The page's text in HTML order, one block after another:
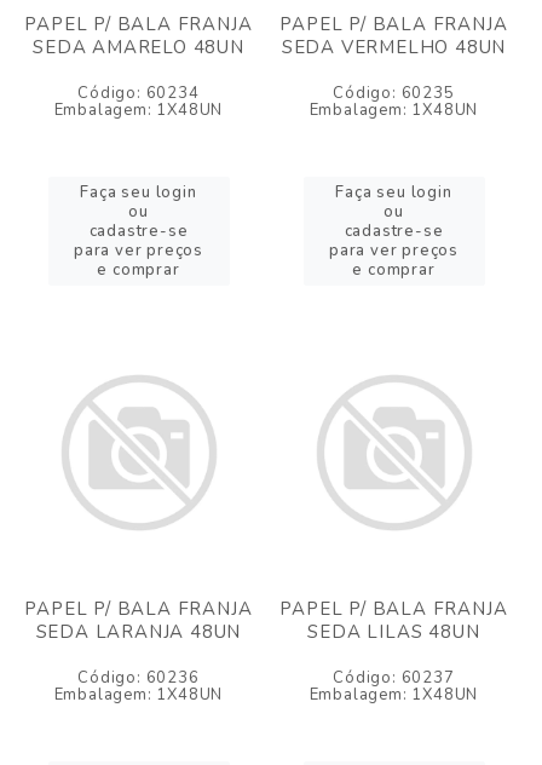
PAPEL P/ BALA FRANJA
SEDA AMARELO 48UN
Código: 60234
Embalagem: 1X48UN
Faça seu login
ou
cadastre-se
para ver preços
e comprar
PAPEL P/ BALA FRANJA
SEDA VERMELHO 48UN
Código: 60235
Embalagem: 1X48UN
Faça seu login
ou
cadastre-se
para ver preços
e comprar
PAPEL P/ BALA FRANJA
SEDA LARANJA 48UN
Código: 60236
Embalagem: 1X48UN
PAPEL P/ BALA FRANJA
SEDA LILAS 48UN
Código: 60237
Embalagem: 1X48UN